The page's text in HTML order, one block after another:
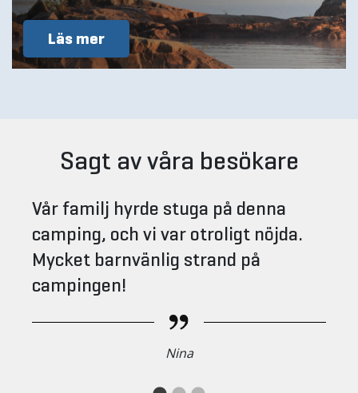
Läs mer
Sagt av våra besökare
Vår familj hyrde stuga på denna
camping, och vi var otroligt nöjda.
Mycket barnvänlig strand på
campingen!
Nina